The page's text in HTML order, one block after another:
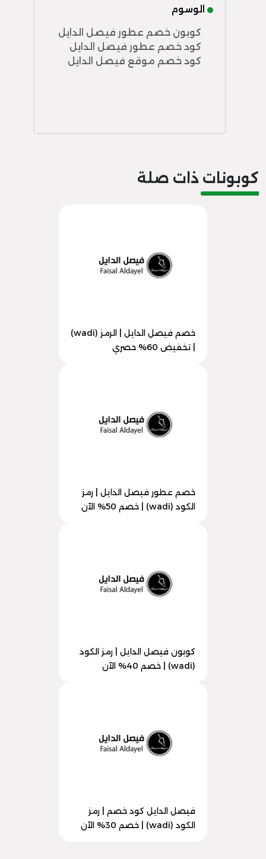
الوسوم
كوبون خصم عطور فيصل الدايل
كود خصم عطور فيصل الدايل
كود خصم موقع فيصل الدايل
كوبونات ذات صلة
خصم فيصل الدايل | الرمز (wadi)
| تخفيض 60% حصري
خصم عطور فيصل الدايل | رمز
الكود (wadi) | خصم 50% الآن
كوبون فيصل الدايل | رمز الكود
(wadi) | خصم 40% الآن
فيصل الدايل كود خصم | رمز
الكود (wadi) | خصم 30% الآن